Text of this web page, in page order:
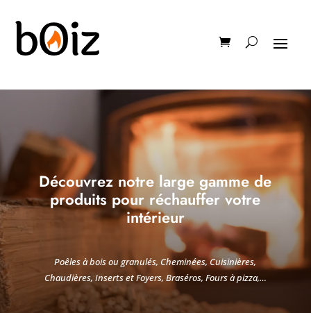
Découvrez notre large gamme de
produits pour réchauffer votre
intérieur
Poêles à bois ou granulés, Cheminées, Cuisinières,
Chaudières, Inserts et Foyers, Braséros, Fours à pizza,…